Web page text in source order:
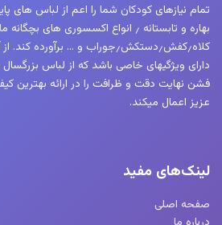
بهاره و تابستانه ٫ انواع اکسسوری های بچگانه
کلاه٫کفش٫دستکش٫جوراب و …
دارای ویژگیهای خاصی باشد که از لباس
فشن نهایت دقت و ظرافت را در ارائه بهترین
عزیز اعمال میکند.
لینک‌های مفید
صفحه اصلی